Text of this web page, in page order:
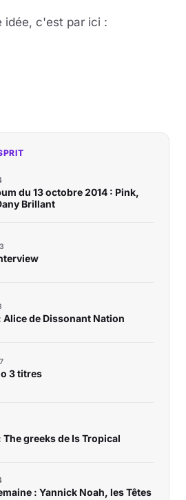
idée, c'est par ici :
du 13 octobre 2014 : Pink,
Brillant
Alice de Dissonant Nation
3 titres
greeks de Is Tropical
: Yannick Noah, les Têtes